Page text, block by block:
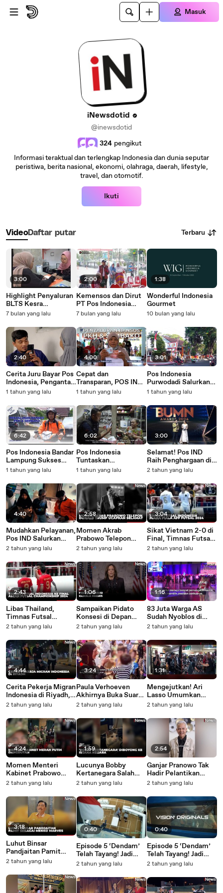
Lewatkan ke konten utama
Masuk
iNewsdotid
@inewsdotid
324 pengikut
Informasi teraktual dan terlengkap Indonesia dan dunia seputar
peristiwa, berita nasional, ekonomi, olahraga, daerah, lifestyle,
travel, dan otomotif.
Ikuti
VideoDaftar putar Terbaru
3:00
Highlight Penyaluran
BLTS Kesra
Kantorpos KCU
7 bulan yang lalu
2:40
Cerita Juru Bayar Pos
Indonesia, Pengantar
Harapan dan
Kebaikan
1 tahun yang lalu
6:42
Pos Indonesia Bandar
Lampung Sukses
Salurkan Bansos
lewat Door to Door
1 tahun yang lalu
4:40
Mudahkan Pelayanan,
Pos IND Salurkan
Bansos ATENSI YAPI
Semarang
2 tahun yang lalu
2:43
Libas Thailand,
Timnas Futsal
Indonesia Tantang
ASEAN Futsal
Championship 2024
2 tahun yang lalu
4:44
Cerita Pekerja Migran
Indonesia di Riyadh,
Dongkrak Ekonomi
2 tahun yang lalu
4:24
Momen Menteri
Kabinet Prabowo
Dangdutan Seusai
Akmil
2 tahun yang lalu
3:18
Luhut Binsar
Pandjaitan Pamit
Sebagai Menko
Maaf ke Masyarakat
2 tahun yang lalu
2:00
Kemensos dan Dirut
PT Pos Indonesia
Pantau Langsung
2025 di Surabaya
7 bulan yang lalu
4:00
Cepat dan
Transparan, POS IND
Salurkan Bansos PKH
Metode Komunitas
1 tahun yang lalu
6:02
Pos Indonesia
Tuntaskan
Penyaluran Bansos
Penerima di
Semarang dan Demak
1 tahun yang lalu
2:58
Momen Akrab
Prabowo Telepon
Langsung Donald
Selamat Usai Menang
Pilpres AS
2 tahun yang lalu
1:06
Sampaikan Pidato
Konsesi di Depan
Pendukungnya,
Kekalahan dari
Donald Trump di
Pilpres AS
2 tahun yang lalu
3:24
Paula Verhoeven
Akhirnya Buka Suara
soal Tuduhan
Wong
2 tahun yang lalu
1:59
Lucunya Bobby
Kertanegara Salah
Satu Penghuni Istana
Presiden Prabowo
2 tahun yang lalu
0:40
Episode 5 ‘Dendam’
Telah Tayang! Jadi
Favorit Cinta Laura
2 tahun yang lalu
1:38
Wonderful Indonesia
Gourmet
10 bulan yang lalu
3:01
Pos Indonesia
Purwodadi Salurkan
Bansos Sembako dan
Metode
1 tahun yang lalu
3:00
Selamat! Pos IND
Raih Penghargaan di
Ajang BUMN Awards
2 tahun yang lalu
3:04
Sikat Vietnam 2-0 di
Final, Timnas Futsal
Indonesia Juara Piala
2 tahun yang lalu
1:16
83 Juta Warga AS
Sudah Nyoblos di
Pilpres Amerika 2024
2 tahun yang lalu
1:31
Mengejutkan! Ari
Lasso Umumkan
Cerai dari Vita Dessy
2 tahun yang lalu
2:54
Ganjar Pranowo Tak
Hadir Pelantikan
Prabowo, Ucapkan
Instagram
2 tahun yang lalu
0:40
Episode 5 ‘Dendam’
Telah Tayang! Jadi
Favorit Cinta Laura
2 tahun yang lalu